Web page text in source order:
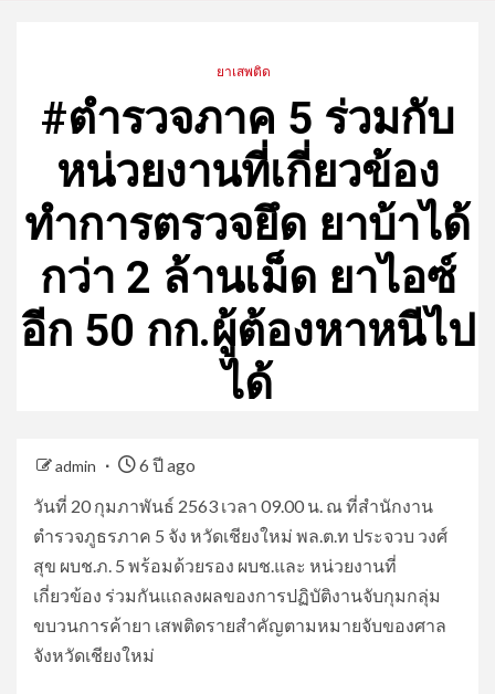
ยาเสพติด
#ตำรวจภาค 5 ร่วมกับ
หน่วยงานที่เกี่ยวข้อง
ทำการตรวจยึด ยาบ้าได้
กว่า 2 ล้านเม็ด ยาไอซ์
อีก 50 กก.ผู้ต้องหาหนีไป
ได้
admin
6 ปี ago
วันที่ 20 กุมภาพันธ์ 2563 เวลา 09.00 น. ณ ที่สำนักงาน
ตำรวจภูธรภาค 5 จัง หวัดเชียงใหม่ พล.ต.ท ประจวบ​ วงศ์
สุข ผบช.ภ. 5 พร้อมด้วยรอง ผบช.และ หน่วยงานที่
เกี่ยวข้อง ร่วมกันแถลงผลของการปฏิบัติงานจับกุมกลุ่ม
ขบวนการค้ายา เสพติดรายสำคัญตามหมายจับของศาล
จังหวัดเชียงใหม่